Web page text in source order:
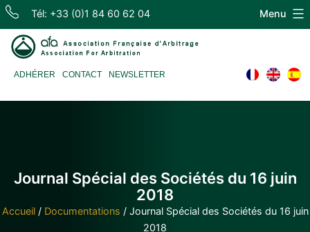
Skip
content
Tél: +33 (0)1 84 60 62 04
d'Arbitrage
ADHÉRER CONTACT NEWSLETTER
Menu
Journal Spécial des Sociétés du 16 juin
2018
Accueil/ Documentations / Journal Spécial des Sociétés du 16 juin
2018